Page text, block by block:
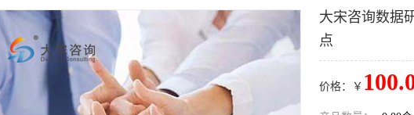
大宋咨询数据
点
价格：￥